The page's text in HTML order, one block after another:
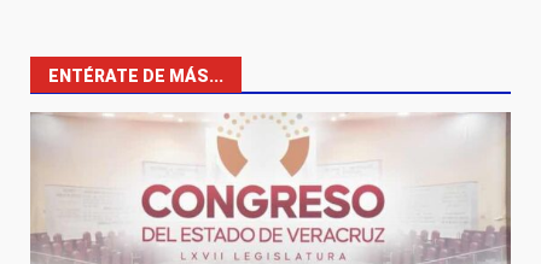
ENTÉRATE DE MÁS...